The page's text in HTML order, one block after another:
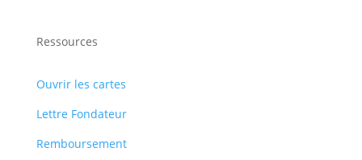
Ressources
Ouvrir les cartes
Lettre Fondateur
Remboursement